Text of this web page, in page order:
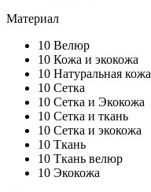
Материал
10 Велюр
10 Кожа и экокожа
10 Натуральная кожа
10 Сетка
10 Сетка и Экокожа
10 Сетка и ткань
10 Сетка и экокожа
10 Ткань
10 Ткань велюр
10 Экокожа